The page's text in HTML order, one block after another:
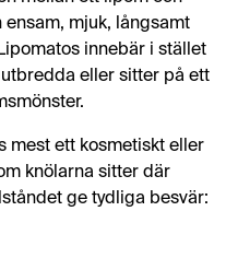
ensam, mjuk, långsamt
innebär i stället
eller sitter på ett
mest ett kosmetiskt eller
knölarna sitter där
ge tydliga besvär: